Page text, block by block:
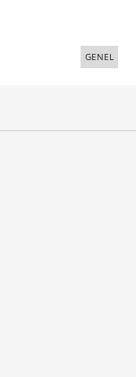
GENEL